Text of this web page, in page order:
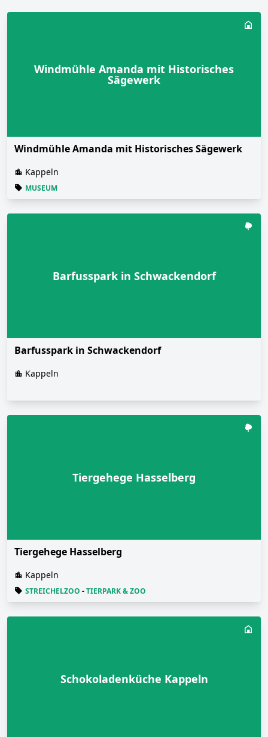
Windmühle Amanda mit Historisches
Sägewerk
Windmühle Amanda mit Historisches Sägewerk
Kappeln
MUSEUM
Barfusspark in Schwackendorf
Barfusspark in Schwackendorf
Kappeln
Tiergehege Hasselberg
Tiergehege Hasselberg
Kappeln
STREICHELZOO -TIERPARK & ZOO
Schokoladenküche Kappeln